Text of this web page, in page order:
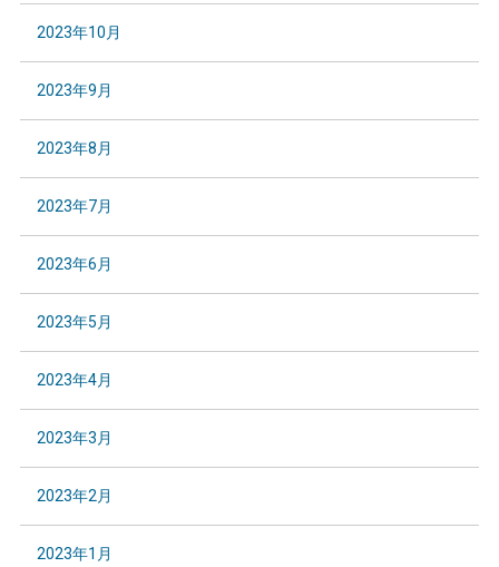
2023年10月
2023年9月
2023年8月
2023年7月
2023年6月
2023年5月
2023年4月
2023年3月
2023年2月
2023年1月